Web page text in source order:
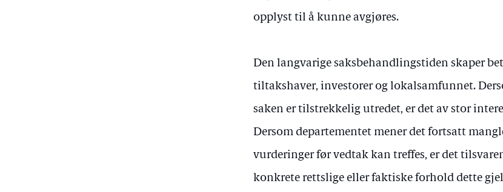
opplyst til å kunne avgjøres.
Den langvarige saksbehandlingstiden skaper
tiltakshaver, investorer og lokalsamfunnet.
saken er tilstrekkelig utredet, er det av stor
Dersom departementet mener det fortsatt
vurderinger før vedtak kan treffes, er det
konkrete rettslige eller faktiske forhold dette